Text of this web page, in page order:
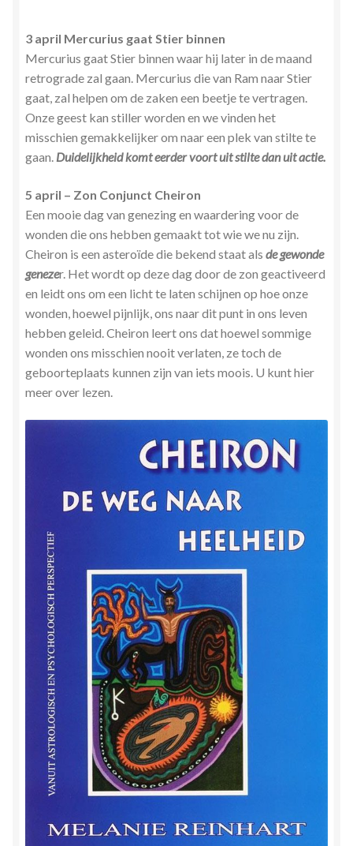
3 april Mercurius gaat Stier binnen
Mercurius gaat Stier binnen waar hij later in de maand
retrograde zal gaan. Mercurius die van Ram naar Stier
gaat, zal helpen om de zaken een beetje te vertragen.
Onze geest kan stiller worden en we vinden het
misschien gemakkelijker om naar een plek van stilte te
gaan. Duidelijkheid komt eerder voort uit stilte dan uit actie.
5 april – Zon Conjunct Cheiron
Een mooie dag van genezing en waardering voor de
wonden die ons hebben gemaakt tot wie we nu zijn.
Cheiron is een asteroïde die bekend staat als de gewonde
genezer. Het wordt op deze dag door de zon geactiveerd
en leidt ons om een licht te laten schijnen op hoe onze
wonden, hoewel pijnlijk, ons naar dit punt in ons leven
hebben geleid. Cheiron leert ons dat hoewel sommige
wonden ons misschien nooit verlaten, ze toch de
geboorteplaats kunnen zijn van iets moois. U kunt hier
meer over lezen.